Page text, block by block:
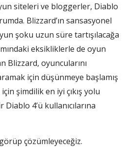
siteleri ve bloggerler, Diablo
Blizzard’ın sansasyonel
şoku uzun süre tartışılacağa
eksikliklerle de oyun
Blizzard, oyuncularını
için düşünmeye başlamış
şimdilik en iyi çıkış yolu
4’ü kullanıcılarına
çözümleyeceğiz.